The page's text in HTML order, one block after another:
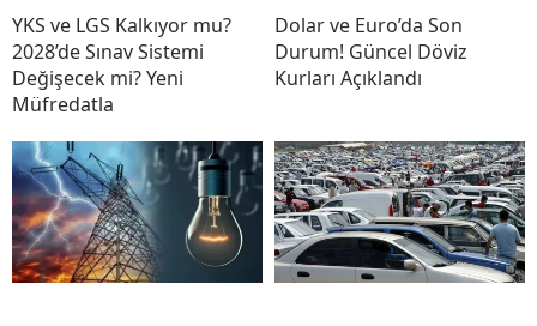
YKS ve LGS Kalkıyor mu?
2028’de Sınav Sistemi
Değişecek mi? Yeni
Müfredatla
Dolar ve Euro’da Son
Durum! Güncel Döviz
Kurları Açıklandı